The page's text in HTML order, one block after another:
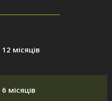
12 місяців
6 місяців